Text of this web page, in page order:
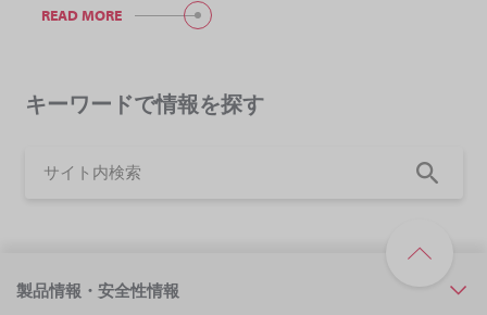
READ MORE
キーワードで情報を探す
製品情報・安全性情報